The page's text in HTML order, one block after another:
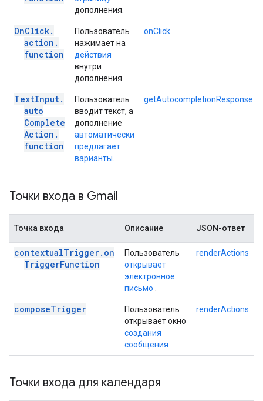
дополнения.
OnClick.
action .
function
Пользователь
нажимает на
действия
внутри
дополнения.
onClick
TextInput.
auto
Complete
Action .
function
Пользователь
вводит текст, а
дополнение
автоматически
предлагает
варианты.
getAutocompletionResponse
Точки входа в Gmail
Точка входа Описание JSON-ответ
contextualTrigger. on
TriggerFunction
Пользователь
открывает
электронное
письмо
renderActions
composeTrigger
Пользователь
открывает окно
создания
сообщения
renderActions
Точки входа для календаря